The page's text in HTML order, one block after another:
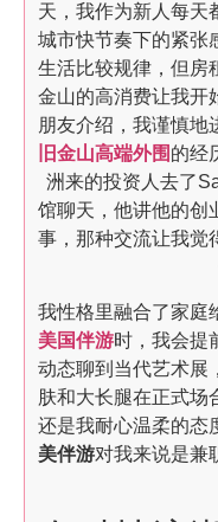
天，我作为新人每天
城市快节奏下的紧张
生活比较规律，但房
金山的高消费让我开
朋友介绍，我谨慎地
旧金山高端外围 的经
洲来的投资人去了
馆聊天，他讲他的创
事，那种交流让我觉
我性格里融合了家庭
美国伴游时，我会提
动态聊到当代艺术展
肤和大长腿在正式场
还是我耐心温柔的态
美伴游对我来说是兼